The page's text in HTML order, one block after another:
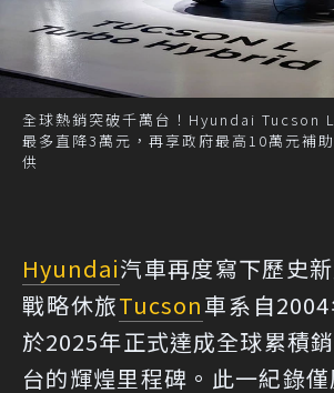
全球熱銷突破千萬台！Hyundai Tucson
最多直降3萬元，再享政府最高10萬元補
供
Hyundai汽車再度寫下歷史
戰略休旅Tucson車系自2004
於2025年正式達成全球累積
台的輝煌里程碑。此一紀錄